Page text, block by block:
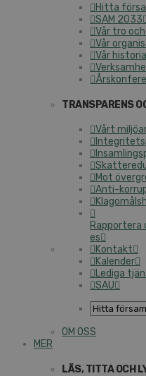
Hitta
SAM 2033
Vår tro
Vår
Vår historia
TRANS­PA­RENS
Vårt
Mot
An­ti-
es
Kontakt
Kalender
Lediga
SAU
OM OSS
MER
LÄS, TITTA OCH